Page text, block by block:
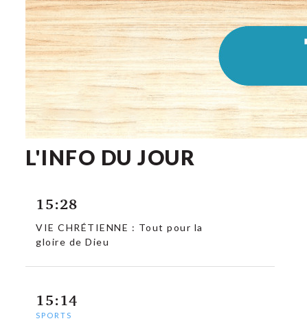
L'INFO DU JOUR
15:28
VIE CHRÉTIENNE : Tout pour la
gloire de Dieu
15:14
SPORTS